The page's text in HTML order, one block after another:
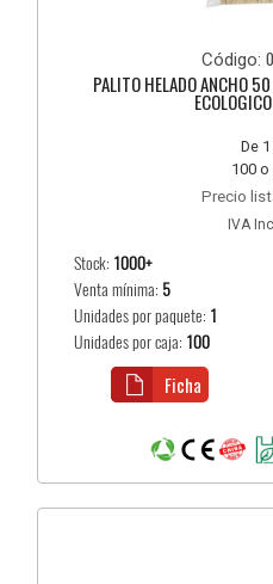
Código:
PALITO HELADO ANCHO
De
100 o
Precio
IVA
Stock: 1000+
Venta mínima: 5
Unidades por paquete: 1
Unidades por caja: 100
Ficha